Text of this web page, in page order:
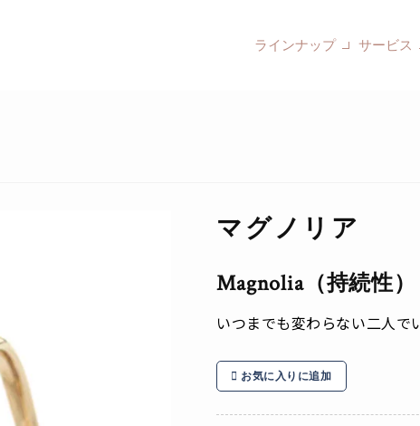
ラインナップ サービス
マグノリア
Magnolia（持続性）
いつまでも変わらない二人で
お気に入りに追加